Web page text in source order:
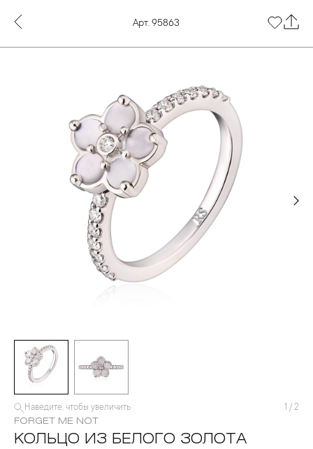
Арт. 95863
Наведите, чтобы увеличить 1 / 2
FORGET ME NOT
КОЛЬЦО ИЗ БЕЛОГО ЗОЛОТА